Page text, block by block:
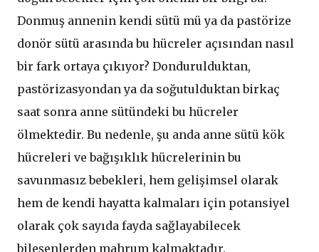
Donmuş annenin kendi sütü mü ya da pastörize
donör sütü arasında bu hücreler açısından nasıl
bir fark ortaya çıkıyor? Dondurulduktan,
pastörizasyondan ya da soğutulduktan birkaç
saat sonra anne sütündeki bu hücreler
ölmektedir. Bu nedenle, şu anda anne sütü kök
hücreleri ve bağışıklık hücrelerinin bu
savunmasız bebekleri, hem gelişimsel olarak
hem de kendi hayatta kalmaları için potansiyel
olarak çok sayıda fayda sağlayabilecek
bileşenlerden mahrum kalmaktadır.